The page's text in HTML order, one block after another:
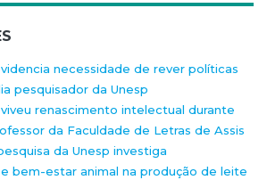
necessidade de rever políticas
pesquisador da Unesp
renascimento intelectual durante
da Faculdade de Letras de Assis
da Unesp investiga
bem-estar animal na produção de leite